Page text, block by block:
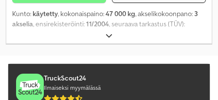
Kunto: käytetty, kokonaispaino:47 000 kg, akselikokoonpano: 3
akselia, ensirekisteröinti:11/2004, seuraava tarkastus (TÜV):
TruckScout24
Ilmaiseksi myymälässä